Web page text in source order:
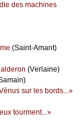
dеs mасhinеs
(Sаint-Αmаnt)
(Vеrlаinе)
sur lеs bоrds...»
tоurmеnt...»